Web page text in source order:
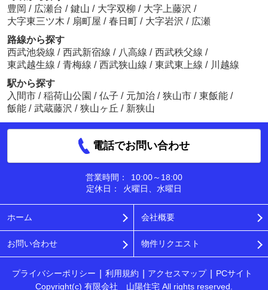
豊岡 / 広瀬台 / 鍵山 / 大字双柳 / 大字上藤沢 /
大字東三ツ木 / 扇町屋 / 春日町 / 大字岩沢 / 広瀬
路線から探す
西武池袋線 / 西武新宿線 / 八高線 / 西武秩父線 /
東武越生線 / 青梅線 / 西武狭山線 / 東武東上線 / 川越線
駅から探す
入間市 / 稲荷山公園 / 仏子 / 元加治 / 狭山市 / 東飯能 /
飯能 / 武蔵藤沢 / 狭山ヶ丘 / 新狭山
電話でお問い合わせ
営業時間：
10:00～18:00
定休日：
火曜日、水曜日
ホーム 会社概要
お問い合わせ 物件リクエスト
プライバシーポリシー 利用規約 アクセスマップ
PCサイト
Copyright(c) 有限会社 山陽住宅 All rights reserved.